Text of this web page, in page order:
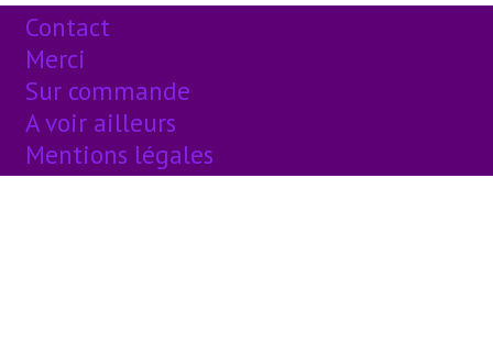
Contact
Merci
Sur commande
A voir ailleurs
Mentions légales